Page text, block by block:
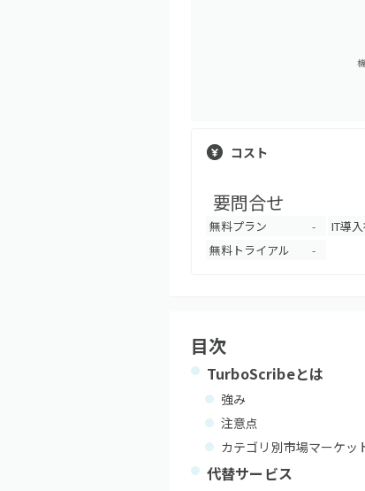
コスト
要問合せ
無料プラン - IT導
無料トライアル -
目次
TurboScribeとは
強み
注意点
カテゴリ別市場マーケッ
代替サービス